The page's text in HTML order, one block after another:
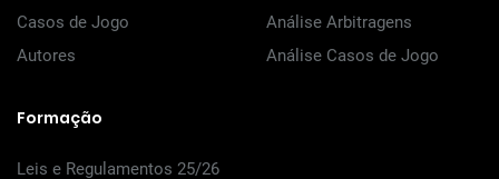
Casos de Jogo
Autores
Análise Arbitragens
Análise Casos de Jogo
Formação
Leis e Regulamentos 25/26